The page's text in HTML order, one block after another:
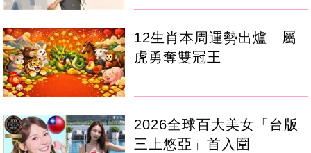
12生肖本周運勢出爐 屬
虎勇奪雙冠王
2026全球百大美女「台版
三上悠亞」首入圍